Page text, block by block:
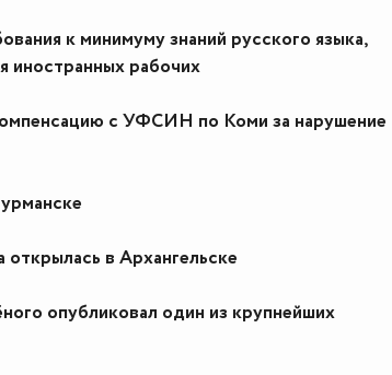
к минимуму знаний русского языка,
иностранных рабочих
с УФСИН по Коми за нарушение
открылась в Архангельске
опубликовал один из крупнейших